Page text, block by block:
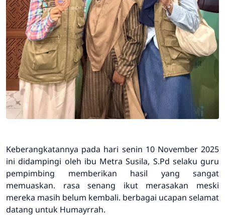
Keberangkatannya pada hari senin 10 November 2025
ini didampingi oleh ibu Metra Susila, S.Pd selaku guru
pempimbing memberikan hasil yang sangat
memuaskan. rasa senang ikut merasakan meski
mereka masih belum kembali. berbagai ucapan selamat
datang untuk Humayrrah.